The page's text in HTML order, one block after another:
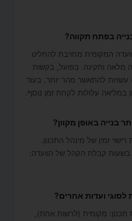
בפתח תקווה?
המקומית מחויבת להחליט
מלאה ותקינה. בפועל, בקשות
עשויות להתאשר מהר יותר, בעוד
במליאה עלולות לקחת זמן נוסף.
בנייה באופן מקוון?
זמין של מינהל התכנון.
בשעות קבלת הקהל של הוועדה:
לסוגי ועדות אחרים?
תכנון: מקומית (לרשות אחת),